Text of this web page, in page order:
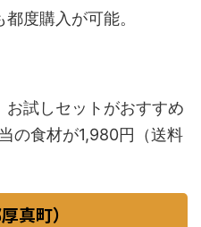
度購入が可能。
試しセットがおすすめ
の食材が1,980円（送料
真町）